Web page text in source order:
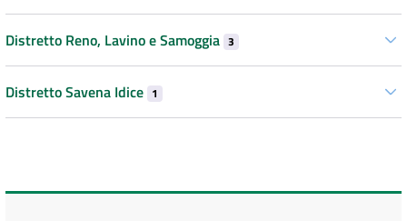
Distretto Reno, Lavino e Samoggia 3
Distretto Savena Idice 1